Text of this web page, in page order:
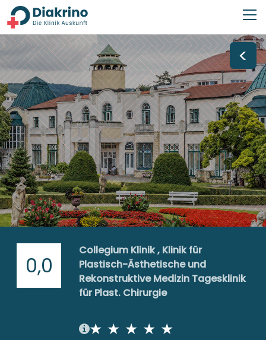
<
0,0
Collegium Klinik , Klinik für
Plastisch-Ästhetische und
Rekonstruktive Medizin Tagesklinik
für Plast. Chirurgie